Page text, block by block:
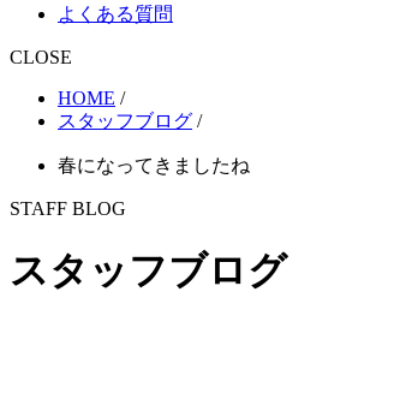
よくある質問
CLOSE
HOME /
スタッフブログ /
春になってきましたね
STAFF BLOG
スタッフブログ